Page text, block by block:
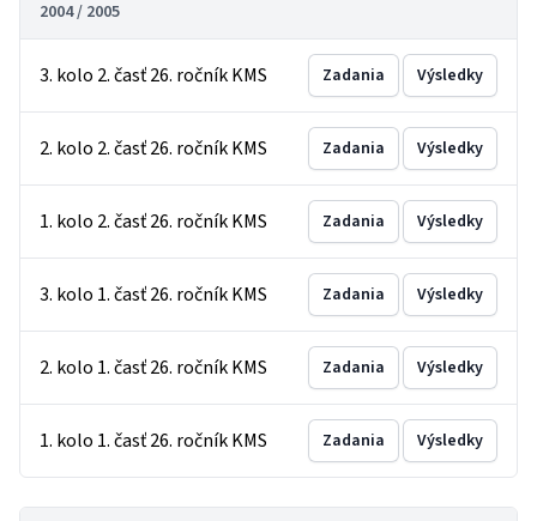
2004 / 2005
3. kolo 2. časť 26. ročník KMS Zadania Výsledky
2. kolo 2. časť 26. ročník KMS Zadania Výsledky
1. kolo 2. časť 26. ročník KMS Zadania Výsledky
3. kolo 1. časť 26. ročník KMS Zadania Výsledky
2. kolo 1. časť 26. ročník KMS Zadania Výsledky
1. kolo 1. časť 26. ročník KMS Zadania Výsledky